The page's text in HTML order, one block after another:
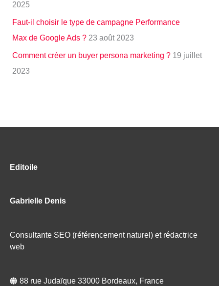
2025
Faut-il choisir le type de campagne Performance
Max de Google Ads ? 23 août 2023
Comment créer un buyer persona marketing ? 19 juillet
2023
Editoile
Gabrielle Denis
Consultante SEO (référencement naturel) et rédactrice
web
88 rue Judaïque 33000 Bordeaux, France